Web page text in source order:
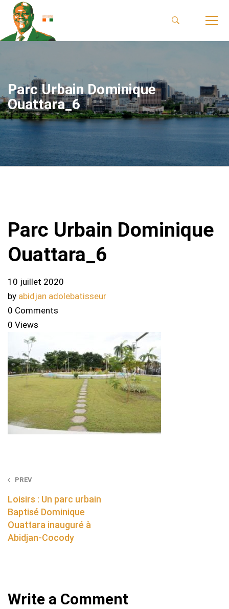
Parc Urbain Dominique
Ouattara_6
Parc Urbain Dominique
Ouattara_6
10 juillet 2020
by abidjan adolebatisseur
0 Comments
0 Views
Post
navigation
PREV
Loisirs : Un parc urbain
Baptisé Dominique
Ouattara inauguré à
Abidjan-Cocody
Write a Comment